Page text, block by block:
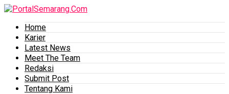
Home
Karier
Latest News
Meet The Team
Redaksi
Submit Post
Tentang Kami